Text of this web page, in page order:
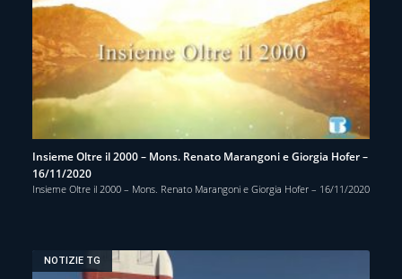
Insieme Oltre il 2000 – Mons. Renato Marangoni e Giorgia Hofer –
16/11/2020
Insieme Oltre il 2000 – Mons. Renato Marangoni e Giorgia Hofer – 16/11/2020
NOTIZIE TG